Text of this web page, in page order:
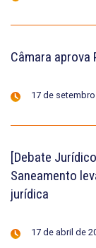
Câmara aprova
17 de
[Debate
Saneamento
jurídica
17 de abril de